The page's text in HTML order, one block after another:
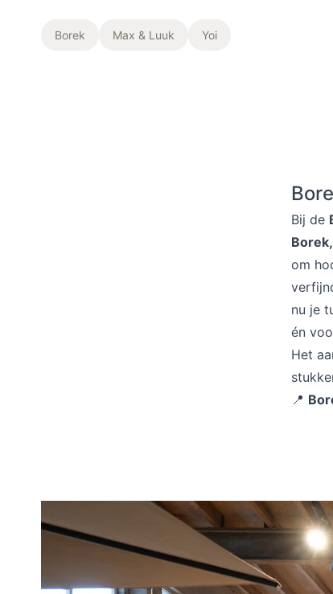
Borek Max & Luuk Yoi
Bij de
om
nu je
én
Het
📍